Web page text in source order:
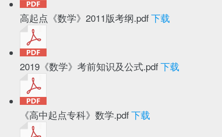
高起点《数学》2011版考纲.pdf下载
2019《数学》考前知识及公式.pdf下载
《高中起点专科》数学.pdf下载